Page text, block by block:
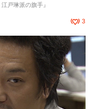
戸琳派の旗手』
3